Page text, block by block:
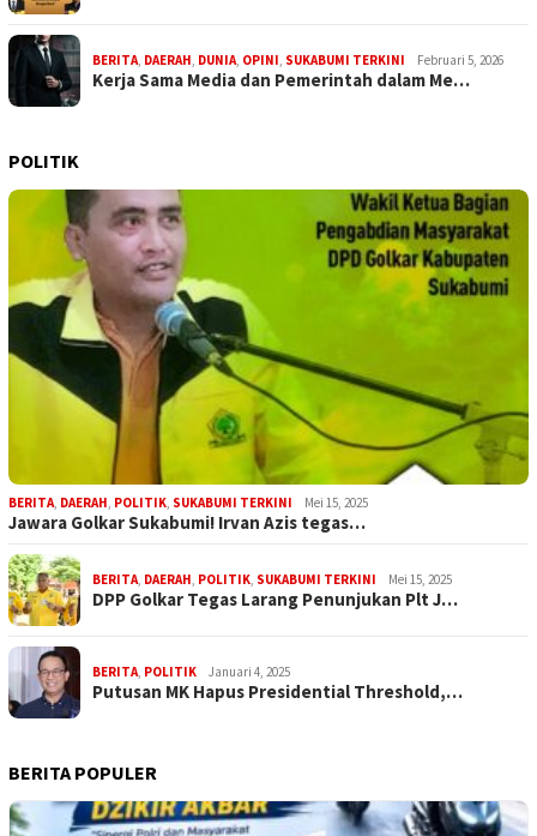
BERITA, DAERAH, DUNIA, OPINI, SUKABUMI TERKINI Februari 5, 2026
Kerja Sama Media dan Pemerintah dalam Me…
POLITIK
BERITA, DAERAH, POLITIK, SUKABUMI TERKINI Mei 15, 2025
Jawara Golkar Sukabumi! Irvan Azis tegas…
BERITA, DAERAH, POLITIK, SUKABUMI TERKINI Mei 15, 2025
DPP Golkar Tegas Larang Penunjukan Plt J…
BERITA, POLITIK Januari 4, 2025
Putusan MK Hapus Presidential Threshold,…
BERITA POPULER